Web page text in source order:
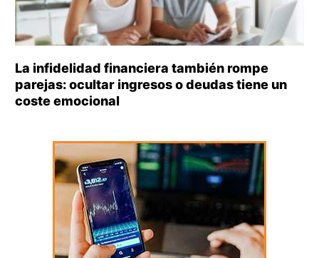
La infidelidad financiera también rompe
parejas: ocultar ingresos o deudas tiene un
coste emocional